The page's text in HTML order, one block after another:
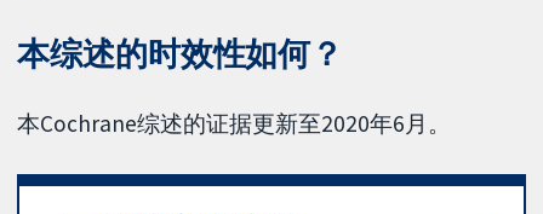
本综述的时效性如何？
本Cochrane综述的证据更新至2020年6月。